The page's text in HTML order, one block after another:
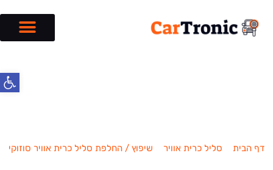
פתח
דף הבית סליל כרית אוויר
שיפוץ / החלפת סליל כרית אוויר סוזוקי